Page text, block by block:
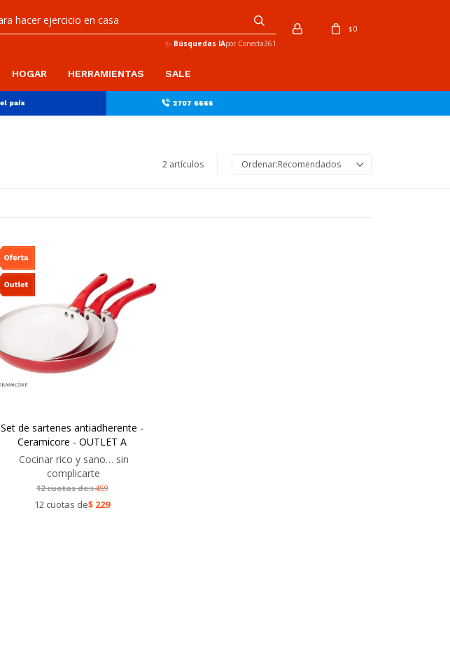
HOGAR HERRAMIENTAS SALE
✨ Búsquedas IApor Conecta361
$0
2 artículos Recomendados
Set de sartenes antiadherente -
Ceramicore - OUTLET A
Cocinar rico y sano… sin
complicarte
12 cuotas de:$459
12 cuotas de$ 229